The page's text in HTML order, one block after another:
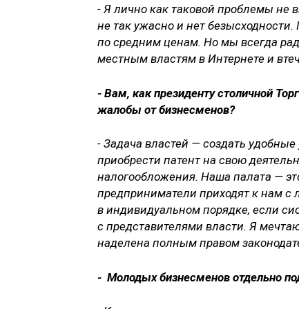
- Я лично как таковой проблемы не
не так ужасно и нет
по средним ценам. Но мы всегда
местным властям в Интернете и
- Вам, как президенту столичной
жалобы от бизнесменов?
- Задача властей — создать
приобрести патент на свою
налогообложения. Наша палата —
предприниматели приходят к нам
в индивидуальном порядке, если
с представителями власти. Я
наделена полным правом
- Молодых бизнесменов отдельно